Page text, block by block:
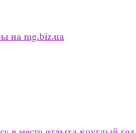
на mg.biz.ua